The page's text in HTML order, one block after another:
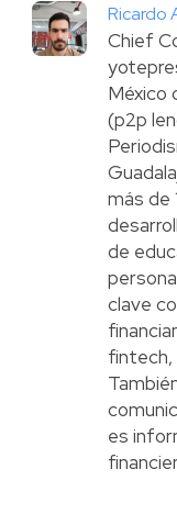
Ricardo
Chief
México
(p2p
más de
de
clave
fintech,
es